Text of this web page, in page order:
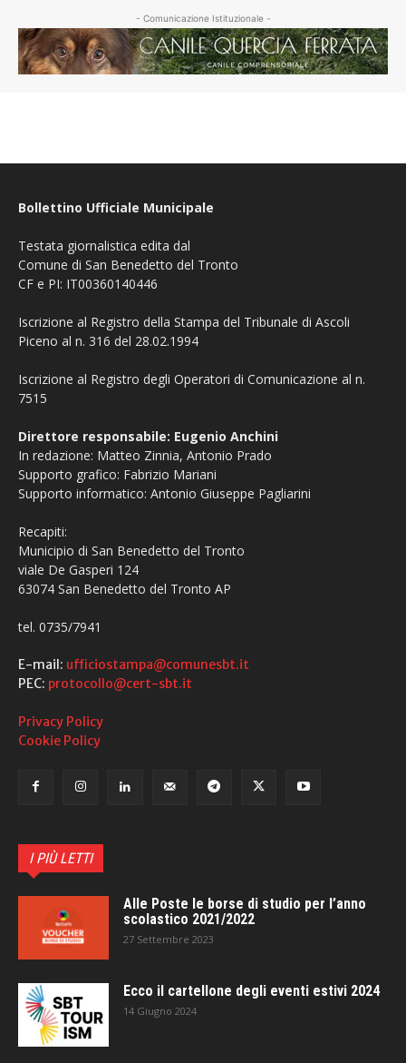
- Comunicazione Istituzionale -
Bollettino Ufficiale Municipale
Testata giornalistica edita dal
Comune di San Benedetto del Tronto
CF e PI: IT00360140446
Iscrizione al Registro della Stampa del Tribunale di Ascoli
Piceno al n. 316 del 28.02.1994
Iscrizione al Registro degli Operatori di Comunicazione al n.
7515
Direttore responsabile: Eugenio Anchini
In redazione: Matteo Zinnia, Antonio Prado
Supporto grafico: Fabrizio Mariani
Supporto informatico: Antonio Giuseppe Pagliarini
Recapiti:
Municipio di San Benedetto del Tronto
viale De Gasperi 124
63074 San Benedetto del Tronto AP
tel. 0735/7941
E-mail: ufficiostampa@comunesbt.it
PEC: protocollo@cert-sbt.it
Privacy Policy
Cookie Policy
I PIÙ LETTI
Alle Poste le borse di studio per l’anno
scolastico 2021/2022
27 Settembre 2023
Ecco il cartellone degli eventi estivi 2024
14 Giugno 2024